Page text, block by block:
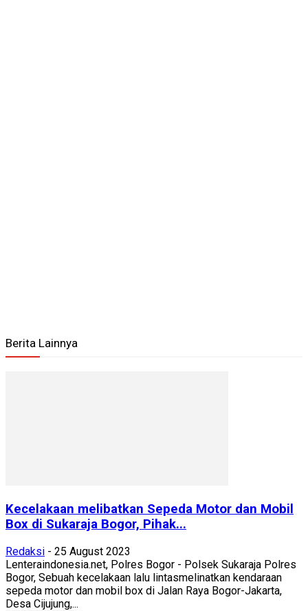
Berita Lainnya
Kecelakaan melibatkan Sepeda Motor dan Mobil
Box di Sukaraja Bogor, Pihak...
Redaksi - 25 August 2023
Lenteraindonesia.net, Polres Bogor - Polsek Sukaraja Polres
Bogor, Sebuah kecelakaan lalu lintasmelinatkan kendaraan
sepeda motor dan mobil box di Jalan Raya Bogor-Jakarta,
Desa Cijujung,...